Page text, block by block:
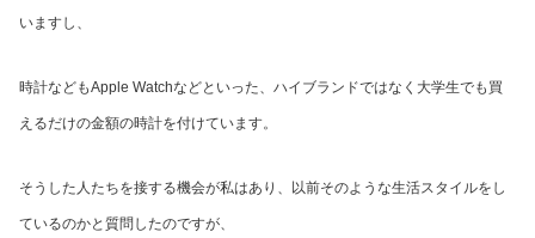
いますし、
時計などもApple Watchなどといった、ハイブランドではなく大学生でも買
えるだけの金額の時計を付けています。
そうした人たちを接する機会が私はあり、以前そのような生活スタイルをし
ているのかと質問したのですが、